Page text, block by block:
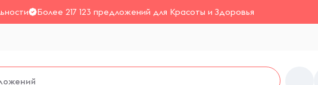
Более 217 123 предложений для Красоты и Здоровья